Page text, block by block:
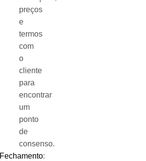
preços
e
termos
com
o
cliente
para
encontrar
um
ponto
de
consenso.
Fechamento: